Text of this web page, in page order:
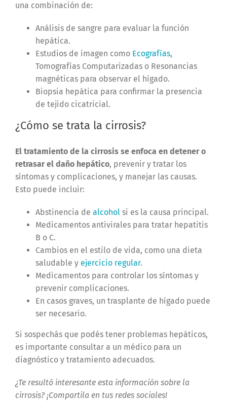
una combinación de:
Análisis de sangre para evaluar la función
hepática.
Estudios de imagen como Ecografías,
Tomografías Computarizadas o Resonancias
magnéticas para observar el hígado.
Biopsia hepática para confirmar la presencia
de tejido cicatricial.
¿Cómo se trata la cirrosis?
El tratamiento de la cirrosis se enfoca en detener o
retrasar el daño hepático, prevenir y tratar los
síntomas y complicaciones, y manejar las causas.
Esto puede incluir:
Abstinencia de alcoholsi es la causa principal.
Medicamentos antivirales para tratar hepatitis
B o C.
Cambios en el estilo de vida, como una dieta
saludable y ejercicio regular.
Medicamentos para controlar los síntomas y
prevenir complicaciones.
En casos graves, un trasplante de hígado puede
ser necesario.
Si sospechás que podés tener problemas hepáticos,
es importante consultar a un médico para un
diagnóstico y tratamiento adecuados.
¿Te resultó interesante esta información sobre la
cirrosis? ¡Compartila en tus redes sociales!